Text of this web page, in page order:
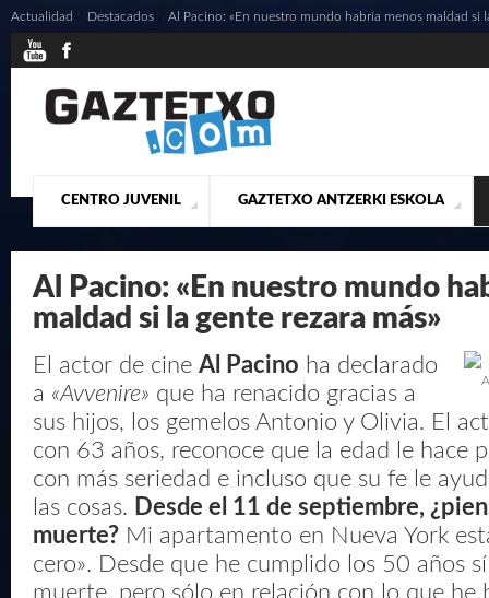
CENTRO JUVENIL
¿QUIENES SOMOS? ACTUALIDAD CONTACTO
GAZTETXO ANTZERKI ESKOLA
PRESENTACIÓN MUSICALES
Actualidad Destacados Al Pacino: «En nuestro mundo habría menos maldad si
Al Pacino: «En nuestro mundo
maldad si la gente rezara más»
El actor de cine Al Pacino ha declarado
a «Avvenire» que ha renacido gracias a
sus hijos, los gemelos Antonio y Olivia. El
con 63 años, reconoce que la edad le hace
con más seriedad e incluso que su fe le
las cosas. Desde el 11 de septiembre,
muerte? Mi apartamento en Nueva York
cero». Desde que he cumplido los 50 años
muerte, pero sólo en relación con lo que he